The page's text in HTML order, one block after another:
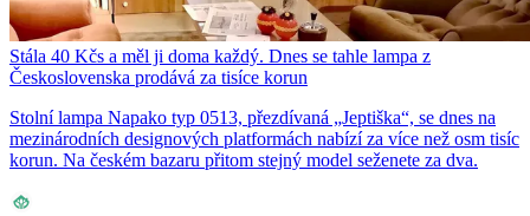
Stála 40 Kčs a měl ji doma každý. Dnes se tahle lampa z
Československa prodává za tisíce korun
Stolní lampa Napako typ 0513, přezdívaná „Jeptiška“, se dnes na
mezinárodních designových platformách nabízí za více než osm tisíc
korun. Na českém bazaru přitom stejný model seženete za dva.